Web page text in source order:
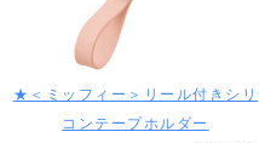
★＜ミッフィー＞リール付きシリ
コンテープホルダー